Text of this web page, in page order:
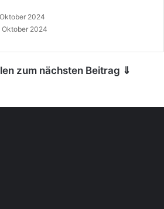
2024
Oktober 2024
zum nächsten Beitrag ⇓